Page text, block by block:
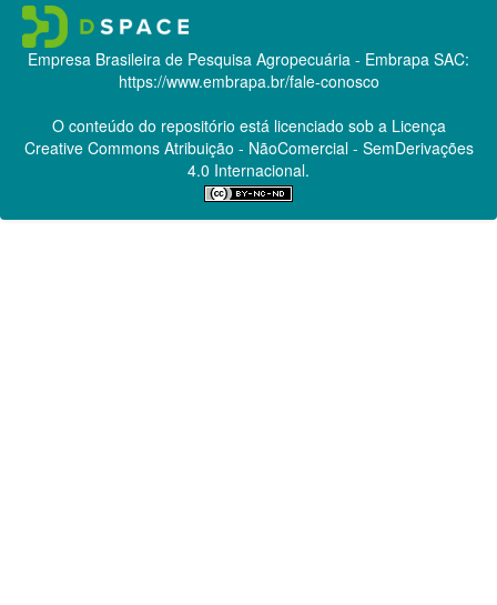
Empresa Brasileira de Pesquisa Agropecuária - Embrapa SAC:
https://www.embrapa.br/fale-conosco
O conteúdo do repositório está licenciado sob a Licença
Creative CommonsAtribuição - NãoComercial - SemDerivações
4.0 Internacional.